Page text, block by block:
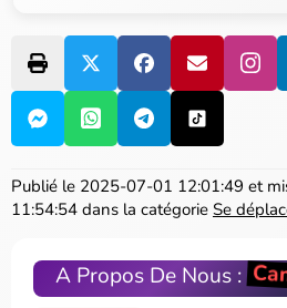
Publié le 2025-07-01 12:01:49 et
11:54:54 dans la catégorie Se
A Propos De Nous :